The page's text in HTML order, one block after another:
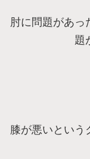
肘に問題があっ
題
膝が悪いという